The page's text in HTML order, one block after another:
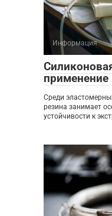
Информация
Среди
резина занимает
устойчивости к